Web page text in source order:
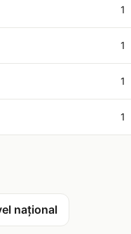
1
1
1
1
național